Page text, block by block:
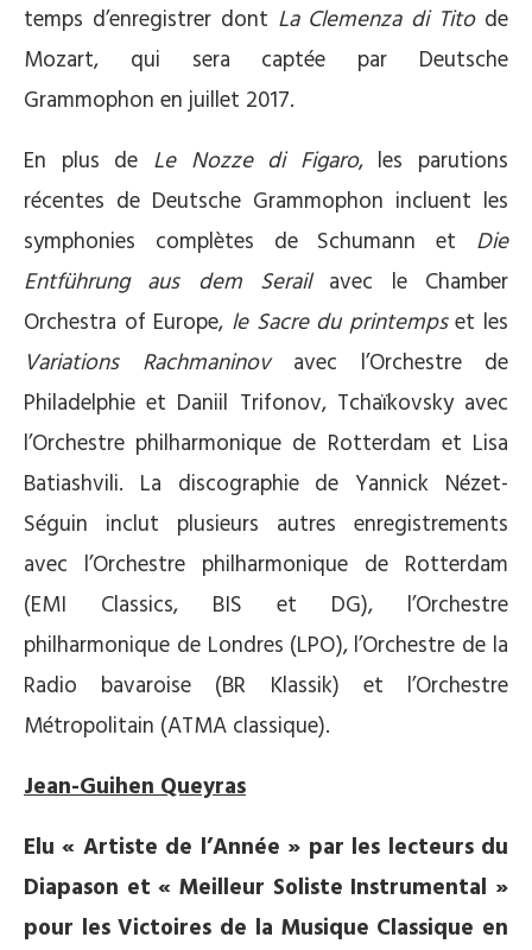
temps d’enregistrer dont La Clemenza di Titode
Mozart, qui sera captée par Deutsche
Grammophon en juillet 2017.
En plus de Le Nozze di Figaro, les parutions
récentes de Deutsche Grammophon incluent les
symphonies complètes de Schumann et Die
Entführung aus dem Serailavec le Chamber
Orchestra of Europe, le Sacre du printempset les
Variations Rachmaninov avec l’Orchestre de
Philadelphie et Daniil Trifonov, Tchaïkovsky avec
l’Orchestre philharmonique de Rotterdam et Lisa
Batiashvili. La discographie de Yannick Nézet-
Séguin inclut plusieurs autres enregistrements
avec l’Orchestre philharmonique de Rotterdam
(EMI Classics, BIS et DG), l’Orchestre
philharmonique de Londres (LPO), l’Orchestre de la
Radio bavaroise (BR Klassik) et l’Orchestre
Métropolitain (ATMA classique).
Jean-Guihen Queyras
Elu « Artiste de l’Année » par les lecteurs du
Diapason et « Meilleur Soliste Instrumental »
pour les Victoires de la Musique Classique en